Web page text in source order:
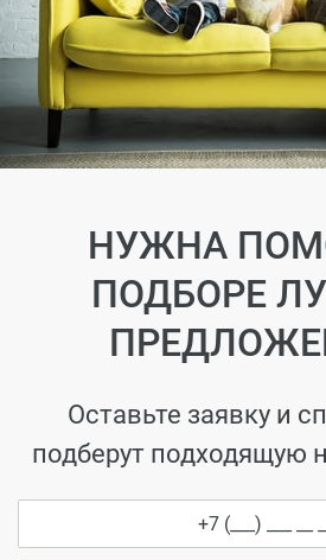
НУЖНА
ПОДБОРЕ
Оставьте заявку и
подберут подходящую